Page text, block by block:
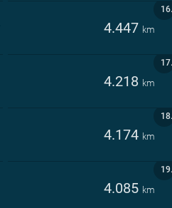
16.
4.447 km
17.
4.218 km
18.
4.174 km
19.
4.085 km